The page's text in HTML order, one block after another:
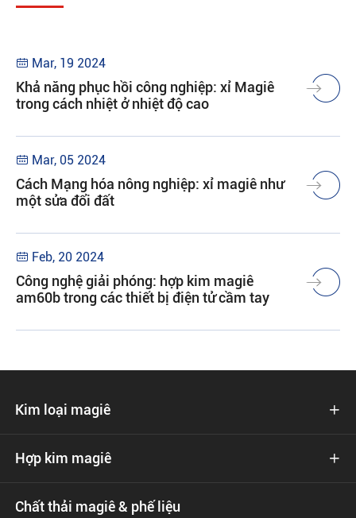
 Mar, 19 2024
Khả năng phục hồi công nghiệp: xỉ Magiê
trong cách nhiệt ở nhiệt độ cao
 Mar, 05 2024
Cách Mạng hóa nông nghiệp: xỉ magiê như
một sửa đổi đất
 Feb, 20 2024
Công nghệ giải phóng: hợp kim magiê
am60b trong các thiết bị điện tử cầm tay
Kim loại magiê 
Hợp kim magiê 
Chất thải magiê & phế liệu